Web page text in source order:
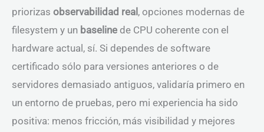
priorizas observabilidad real, opciones modernas de
filesystem y un baseline de CPU coherente con el
hardware actual, sí. Si dependes de software
certificado sólo para versiones anteriores o de
servidores demasiado antiguos, validaría primero en
un entorno de pruebas, pero mi experiencia ha sido
positiva: menos fricción, más visibilidad y mejores